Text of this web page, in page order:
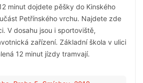
minut dojdete pěšky do Kinského
Petřínského vrchu. Najdete zde
V dosahu jsou i sportoviště,
zařízení. Základní škola v ulici
12 minut jízdy tramvají.